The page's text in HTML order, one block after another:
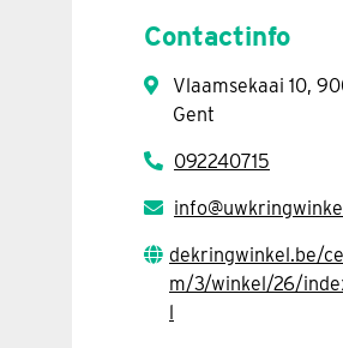
Contactinfo
Vlaamsekaai 10,
Gent
092240715
dekringwinkel.be/
m/3/winkel/26/
l